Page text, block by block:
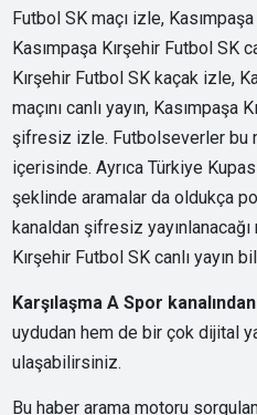
Futbol SK maçı izle,
Kasımpaşa Kırşehir Futbol SK
Kırşehir Futbol SK kaçak izle,
maçını canlı yayın, Kasımpaşa
şifresiz izle. Futbolseverler bu
içerisinde. Ayrıca Türkiye
şeklinde aramalar da oldukça
kanaldan şifresiz
Kırşehir Futbol SK canlı yayın
Karşılaşma A Spor
uydudan hem de bir çok dijital
ulaşabilirsiniz.
Bu haber arama motoru